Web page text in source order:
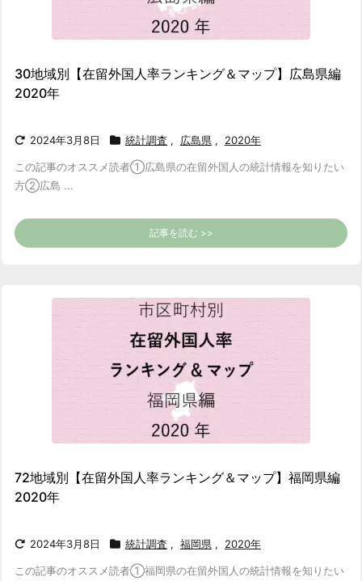
30地域別【在留外国人率ランキング＆マップ】広島県編
2020年
2024年3月8日 統計調査 , 広島県 , 2020年
この記事のオススメ読者①広島県の在留外国人の統計情報を知りたい
方②広島 ...
記事を読む >>
72地域別【在留外国人率ランキング＆マップ】福岡県編
2020年
2024年3月8日 統計調査 , 福岡県 , 2020年
この記事のオススメ読者①福岡県の在留外国人の統計情報を知りたい